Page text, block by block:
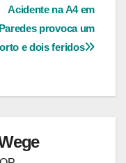
Acidente na A4 em
Paredes provoca um
e dois feridos